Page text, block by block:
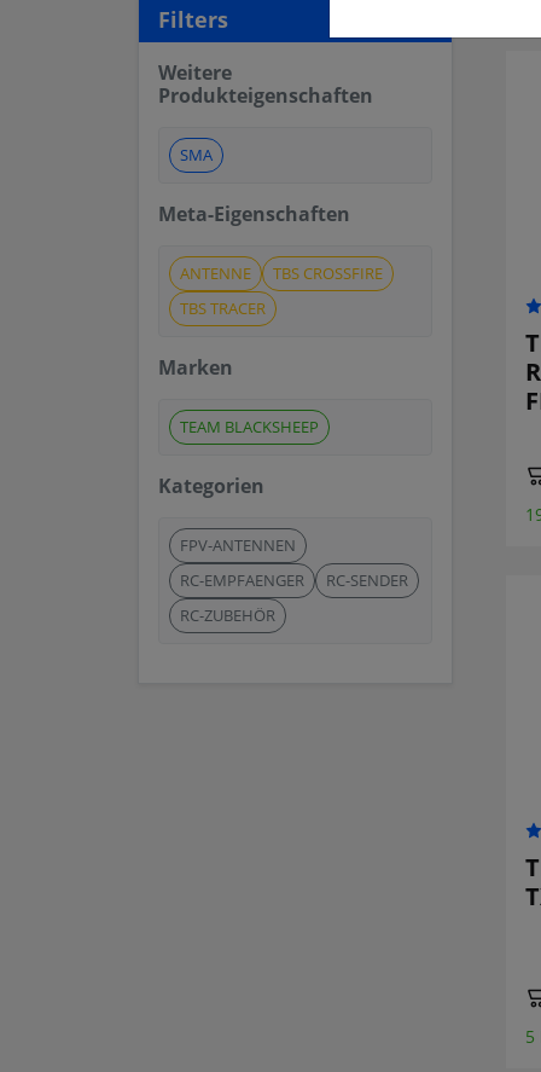
Filters
Weitere
Produkteigenschaften
SMA
Meta-Eigenschaften
ANTENNE
TBS CROSSFIRE
TBS TRACER
Marken
TEAM BLACKSHEEP
Kategorien
FPV-ANTENNEN
RC-EMPFAENGER
RC-SENDER
RC-ZUBEHÖR
5